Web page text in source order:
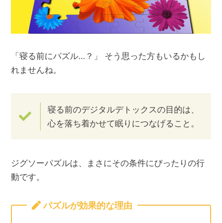
「寝る前にパズル…？」 そう思った方もいるかもし
れませんね。
寝る前のデジタルデトックスの目的は、
心を落ち着かせて眠りにつなげること。
ジグソーパズルは、まさにその条件にぴったりの行
動です。
パズルが効果的な理由